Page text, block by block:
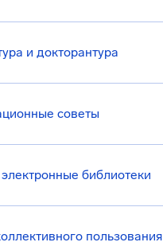
и докторантура
советы
библиотеки
пользования